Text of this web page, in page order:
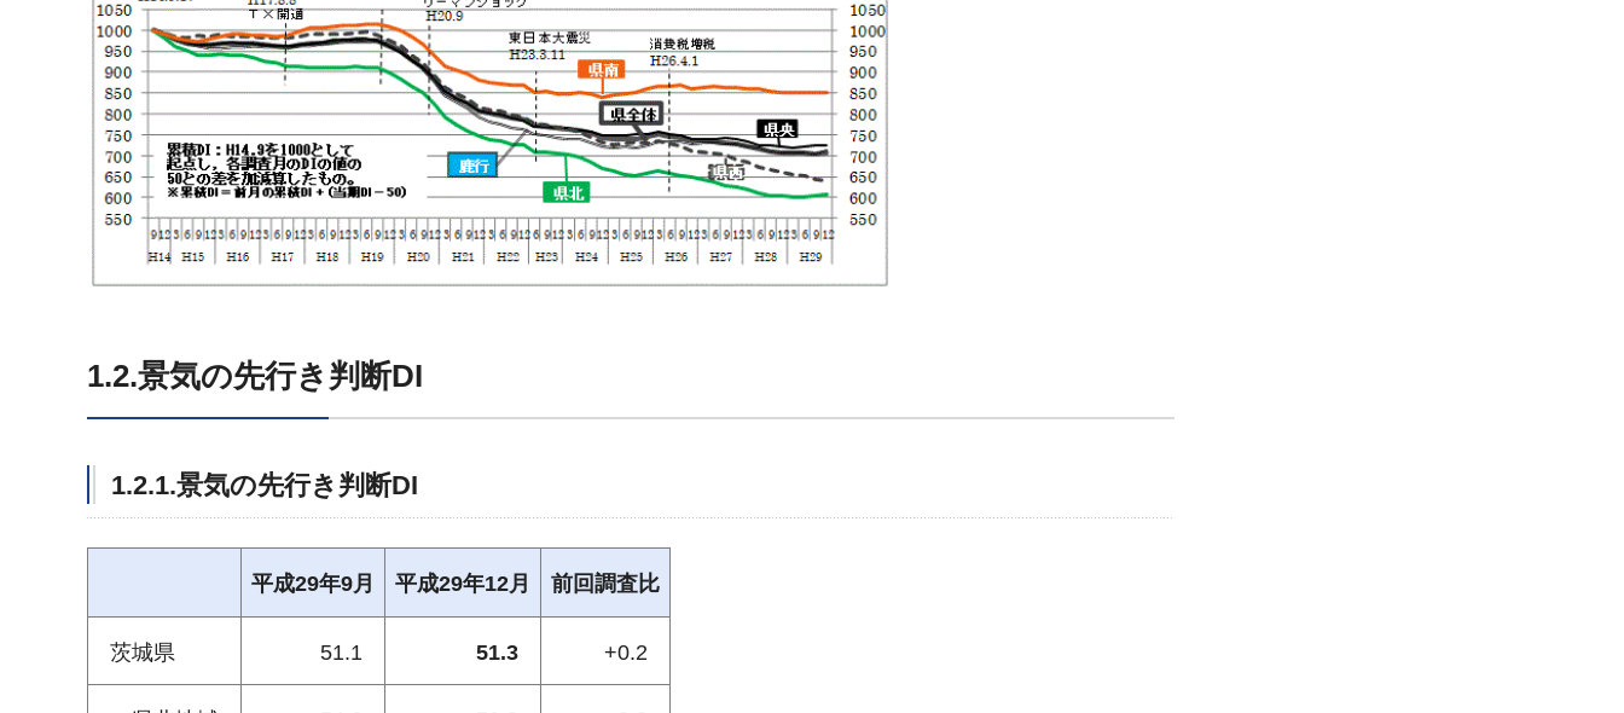
1.2.景気の先行き判断DI
1.2.1.景気の先行き判断DI
平成29年9月 平成29年12月 前回調査比
茨城県 51.1 51.3 +0.2